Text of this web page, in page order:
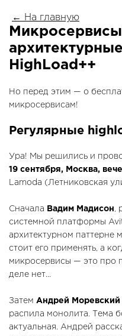
← На главную
HighLoad++
Но перед этим — о
микросервисам!
Регулярные
Ура! Мы решились и
19 сентября, Москва,
Lamoda (Летниковская
Сначала Вадим Мадисон ,
системной платформы
архитектурном паттерне
стоит его применять, а
микросервисы — это про
деле нет...
Затем Андрей Моревский
распила монолита. Тема
актуальная. Андрей